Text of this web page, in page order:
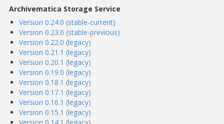
Archivematica Storage Service
Version 0.24.0 (stable-current)
Version 0.23.0 (stable-previous)
Version 0.22.0 (legacy)
Version 0.21.1 (legacy)
Version 0.20.1 (legacy)
Version 0.19.0 (legacy)
Version 0.18.1 (legacy)
Version 0.17.1 (legacy)
Version 0.16.1 (legacy)
Version 0.15.1 (legacy)
Version 0.14.1 (legacy)